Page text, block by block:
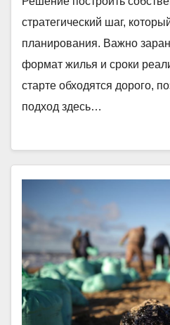
стратегический шаг,
планирования. Важно
формат жилья и сроки
старте обходятся дорого,
подход здесь…